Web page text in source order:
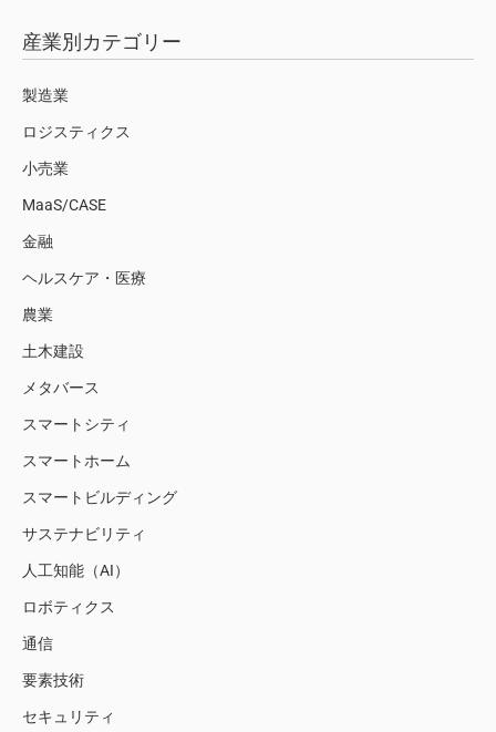
産業別カテゴリー
製造業
ロジスティクス
小売業
MaaS/CASE
金融
ヘルスケア・医療
農業
土木建設
メタバース
スマートシティ
スマートホーム
スマートビルディング
サステナビリティ
人工知能（AI）
ロボティクス
通信
要素技術
セキュリティ